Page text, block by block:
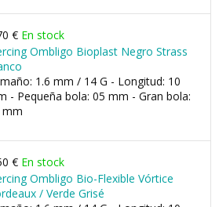
€ En stock
Ombligo Bioplast Negro Strass
1.6 mm / 14 G - Longitud: 10
- Pequeña bola: 05 mm - Gran bola:
mm
€ En stock
Ombligo Bio-Flexible Vórtice
/ Verde Grisé